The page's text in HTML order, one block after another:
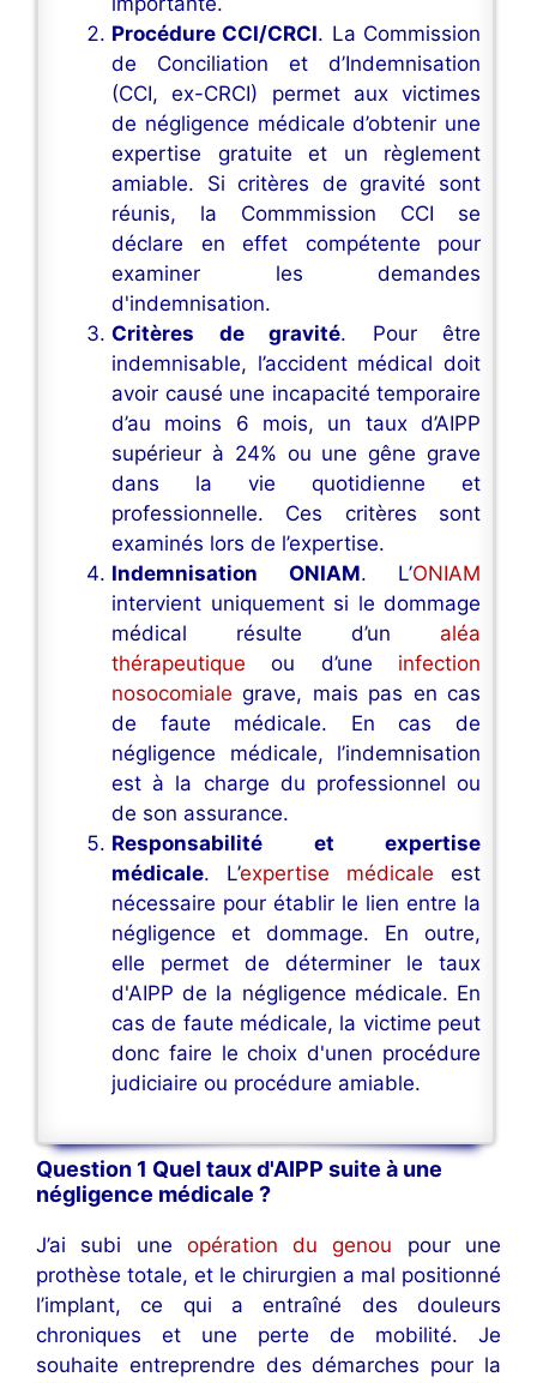
Procédure CCI/CRCI. La Commission
de Conciliation et d’Indemnisation
(CCI, ex-CRCI) permet aux victimes
de négligence médicale d’obtenir une
expertise gratuite et un règlement
amiable. Si critères de gravité sont
réunis, la Commmission CCI se
déclare en effet compétente pour
examiner les demandes
d'indemnisation.
Critères de gravité. Pour être
indemnisable, l’accident médical doit
avoir causé une incapacité temporaire
d’au moins 6 mois, un taux d’AIPP
supérieur à 24% ou une gêne grave
dans la vie quotidienne et
professionnelle. Ces critères sont
examinés lors de l’expertise.
Indemnisation ONIAM. L’ONIAM
intervient uniquement si le dommage
médical résulte d’un aléa
thérapeutique ou d’une infection
nosocomiale grave, mais pas en cas
de faute médicale. En cas de
négligence médicale, l’indemnisation
est à la charge du professionnel ou
de son assurance.
Responsabilité et expertise
médicale. L’expertise médicale est
nécessaire pour établir le lien entre la
négligence et dommage. En outre,
elle permet de déterminer le taux
d'AIPP de la négligence médicale. En
cas de faute médicale, la victime peut
donc faire le choix d'unen procédure
judiciaire ou procédure amiable.
Question 1 Quel taux d'AIPP suite à une
négligence médicale ?
J’ai subi une opération du genou pour une
prothèse totale, et le chirurgien a mal positionné
l’implant, ce qui a entraîné des douleurs
chroniques et une perte de mobilité. Je
souhaite entreprendre des démarches pour la